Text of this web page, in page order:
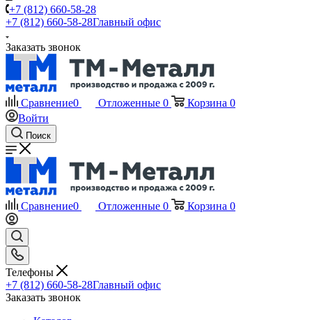
+7 (812) 660-58-28
+7 (812) 660-58-28Главный офис
Заказать звонок
Сравнение0 Отложенные 0 Корзина 0
Войти
Поиск
Сравнение0 Отложенные 0 Корзина 0
Телефоны
+7 (812) 660-58-28Главный офис
Заказать звонок